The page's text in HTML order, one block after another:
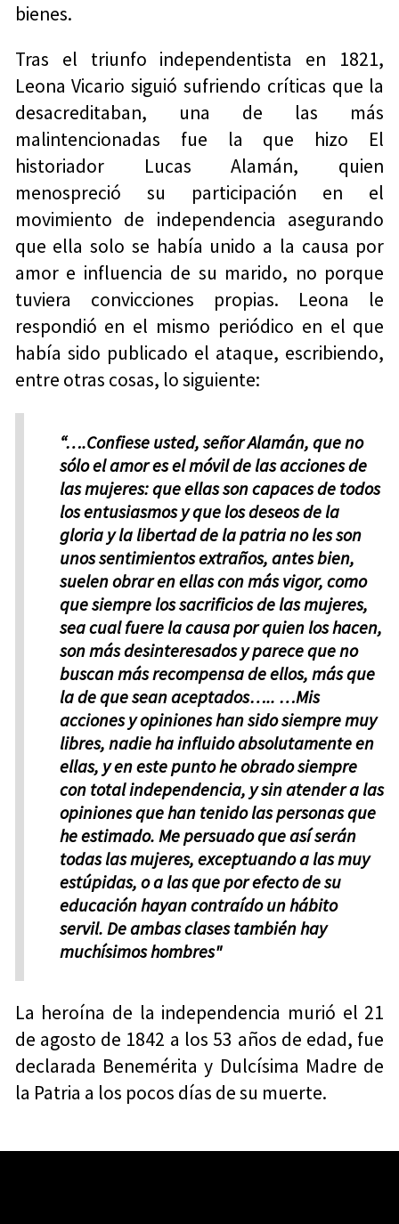
bienes.
Tras el triunfo independentista en 1821,
Leona Vicario siguió sufriendo críticas que la
desacreditaban, una de las más
malintencionadas fue la que hizo El
historiador Lucas Alamán, quien
menospreció su participación en el
movimiento de independencia asegurando
que ella solo se había unido a la causa por
amor e influencia de su marido, no porque
tuviera convicciones propias. Leona le
respondió en el mismo periódico en el que
había sido publicado el ataque, escribiendo,
entre otras cosas, lo siguiente:
“….Confiese usted, señor Alamán, que no
sólo el amor es el móvil de las acciones de
las mujeres: que ellas son capaces de todos
los entusiasmos y que los deseos de la
gloria y la libertad de la patria no les son
unos sentimientos extraños, antes bien,
suelen obrar en ellas con más vigor, como
que siempre los sacrificios de las mujeres,
sea cual fuere la causa por quien los hacen,
son más desinteresados y parece que no
buscan más recompensa de ellos, más que
la de que sean aceptados….. …Mis
acciones y opiniones han sido siempre muy
libres, nadie ha influido absolutamente en
ellas, y en este punto he obrado siempre
con total independencia, y sin atender a las
opiniones que han tenido las personas que
he estimado. Me persuado que así serán
todas las mujeres, exceptuando a las muy
estúpidas, o a las que por efecto de su
educación hayan contraído un hábito
servil. De ambas clases también hay
muchísimos hombres"
La heroína de la independencia murió el 21
de agosto de 1842 a los 53 años de edad, fue
declarada Benemérita y Dulcísima Madre de
la Patria a los pocos días de su muerte.